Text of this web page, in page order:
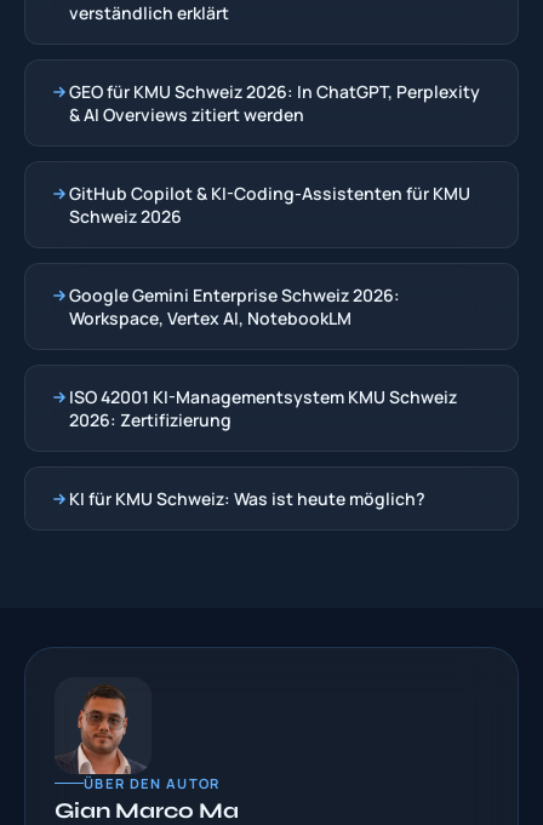
verständlich erklärt
GEO für KMU Schweiz 2026: In ChatGPT, Perplexity
& AI Overviews zitiert werden
GitHub Copilot & KI-Coding-Assistenten für KMU
Schweiz 2026
Google Gemini Enterprise Schweiz 2026:
Workspace, Vertex AI, NotebookLM
ISO 42001 KI-Managementsystem KMU Schweiz
2026: Zertifizierung
KI für KMU Schweiz: Was ist heute möglich?
ÜBER DEN AUTOR
Gian Marco Ma